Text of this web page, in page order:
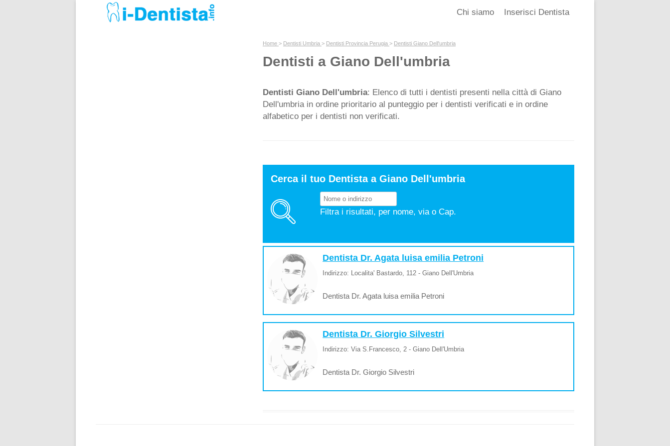
Inserisci Dentista
Chi siamo
Home > Dentisti Umbria > Dentisti Provincia Perugia > Dentisti Giano Dell'umbria
Dentisti a Giano Dell'umbria
Dentisti Giano Dell'umbria: Elenco di tutti i dentisti presenti nella città di Giano
Dell'umbria in ordine prioritario al punteggio per i dentisti verificati e in ordine
alfabetico per i dentisti non verificati.
Cerca il tuo Dentista a Giano Dell'umbria
Filtra i risultati, per nome, via o Cap.
Dentista Dr. Agata luisa emilia Petroni
Indirizzo: Localita' Bastardo, 112 - Giano Dell'Umbria
Dentista Dr. Agata luisa emilia Petroni
Dentista Dr. Giorgio Silvestri
Indirizzo: Via S.Francesco, 2 - Giano Dell'Umbria
Dentista Dr. Giorgio Silvestri